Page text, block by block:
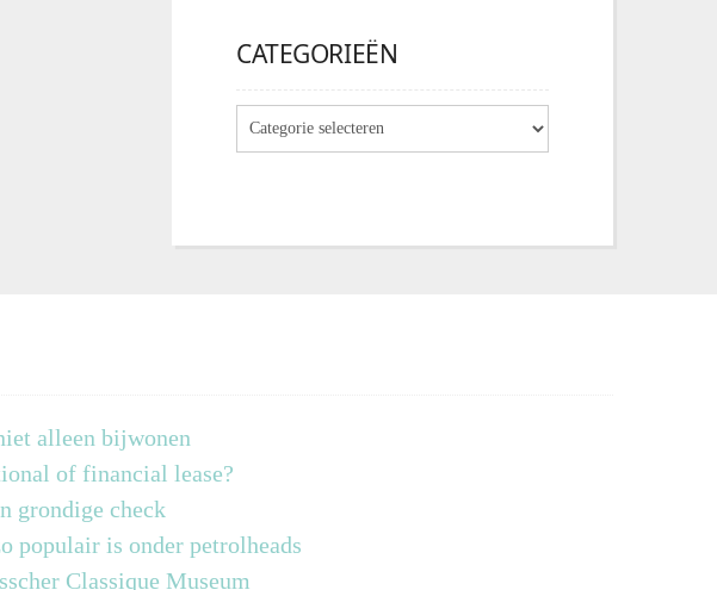
CATEGORIEËN
alleen bijwonen
of financial lease?
grondige check
populair is onder petrolheads
Classique Museum